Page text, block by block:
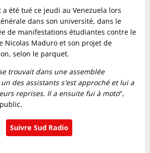
été tué ce jeudi au Venezuela lors
dans son université, dans le
de manifestations étudiantes contre le
Nicolas Maduro et son projet de
selon le parquet.
trouvait dans une assemblée
des assistants s'est approché et lui a
reprises. Il a ensuite fui à moto",
Suivre Sud Radio